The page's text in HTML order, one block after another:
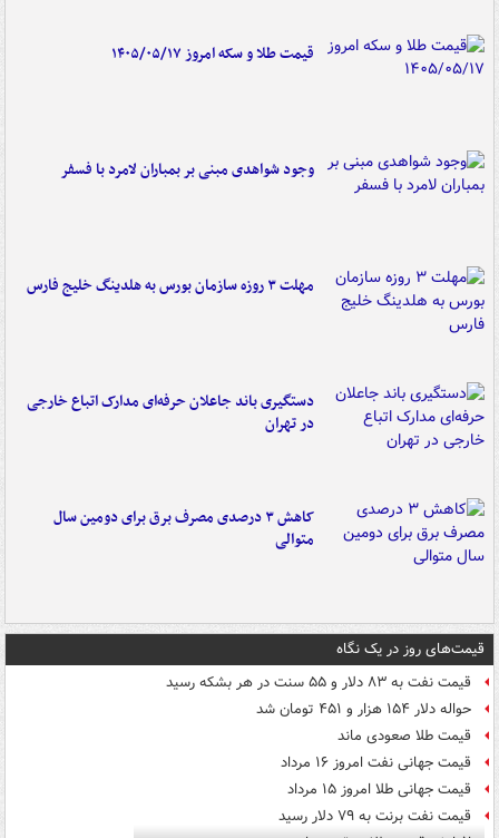
قیمت طلا و سکه امروز ۱۴۰۵/۰۵/۱۷
وجود شواهدی مبنی بر بمباران لامرد با فسفر
مهلت ۳ روزه سازمان بورس به هلدینگ خلیج فارس
دستگیری باند جاعلان حرفه‌ای مدارک اتباع خارجی
در تهران
کاهش ۳ درصدی مصرف برق برای دومین سال
متوالی
قیمت‌های روز در یک نگاه
قیمت نفت به ۸۳ دلار و ۵۵ سنت در هر بشکه رسید
حواله دلار ۱۵۴ هزار و ۴۵۱ تومان شد
قیمت طلا صعودی ماند
قیمت جهانی نفت امروز ۱۶ مرداد
قیمت جهانی طلا امروز ۱۵ مرداد
قیمت نفت برنت به ۷۹ دلار رسید